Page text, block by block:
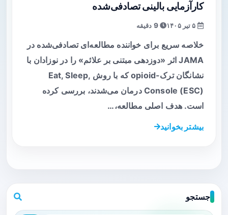
کارآزمایی بالینی تصادفی‌شده
9 دقیقه
خلاصه سریع برای خواننده مطالعه‌ای تصادفی‌شده در
JAMA اثر «دوزدهی مبتنی بر علائم» را در نوزادان با
نشانگان ترک-opioid که با روش Eat, Sleep,
Console (ESC) درمان می‌شدند، بررسی کرده
است. هدف اصلی مطالعه،…
بیشتر بخوانید
جستجو